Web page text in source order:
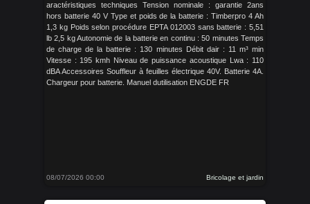
aractéristiques techniques Tension nominale : garantie 2ans
hors batterie 40 V Type et poids de la batterie : Timberpro 4 Ah
1,3 kg Poids selon procédure EPTA 012003 sans batterie : 5,51
lb 2,5 kg Autonomie de la batterie en continu : 50 minutes Temps
de charge de la batterie : 130 minutes Débit dair : 11 m³ min
Vitesse : 195 kmh Niveau de puissance acoustique Lwa : 110
dBA Accessoires Souffleur à feuilles électrique 40V. Batterie 4A.
Chargeur pour batterie. Manuel dutilisation ENGDE FR
08/07/2026 00:00 Bricolage et jardin